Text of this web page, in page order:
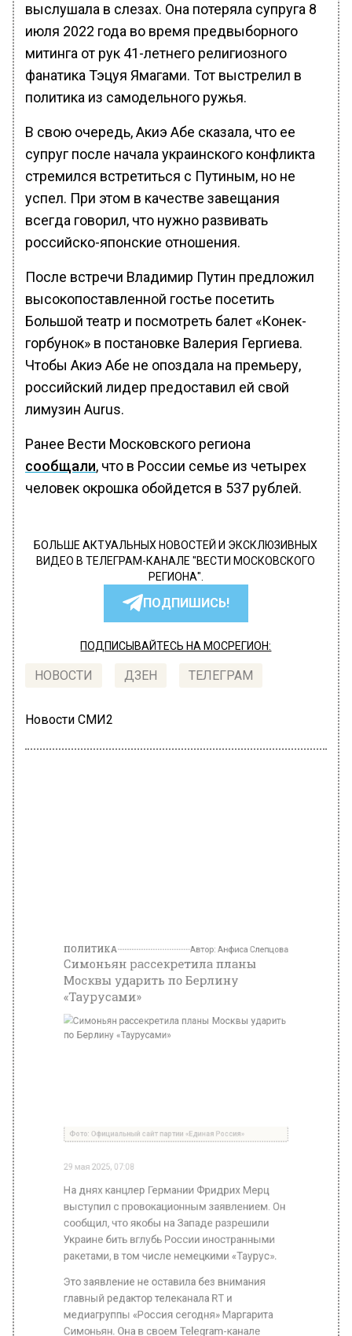
выслушала в слезах. Она потеряла супруга 8
июля 2022 года во время предвыборного
митинга от рук 41-летнего религиозного
фанатика Тэцуя Ямагами. Тот выстрелил в
политика из самодельного ружья.
В свою очередь, Акиэ Абе сказала, что ее
супруг после начала украинского конфликта
стремился встретиться с Путиным, но не
успел. При этом в качестве завещания
всегда говорил, что нужно развивать
российско-японские отношения.
После встречи Владимир Путин предложил
высокопоставленной гостье посетить
Большой театр и посмотреть балет «Конек-
горбунок» в постановке Валерия Гергиева.
Чтобы Акиэ Абе не опоздала на премьеру,
российский лидер предоставил ей свой
лимузин Aurus.
Ранее Вести Московского региона
сообщали, что в России семье из четырех
человек окрошка обойдется в 537 рублей.
БОЛЬШЕ АКТУАЛЬНЫХ НОВОСТЕЙ И ЭКСКЛЮЗИВНЫХ
ВИДЕО В ТЕЛЕГРАМ-КАНАЛЕ "ВЕСТИ МОСКОВСКОГО
РЕГИОНА".
ПОДПИШИСЬ!
ПОДПИСЫВАЙТЕСЬ НА МОСРЕГИОН:
НОВОСТИ ДЗЕН ТЕЛЕГРАМ
Новости СМИ2
На днях канцлер Германии Фридрих Мерц
выступил с провокационным заявлением. Он
сообщил, что якобы на Западе разрешили
Украине бить вглубь России иностранными
ракетами, в том числе немецкими «Таурус».
Это заявление не оставила без внимания
главный редактор телеканала RT и
медиагруппы «Россия сегодня» Маргарита
Симоньян. Она в своем Telegram-канале